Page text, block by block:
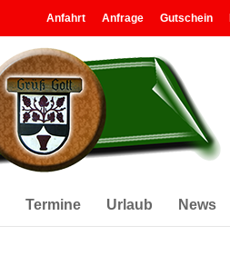
Anfahrt Anfrage Gutschein
Termine Urlaub News